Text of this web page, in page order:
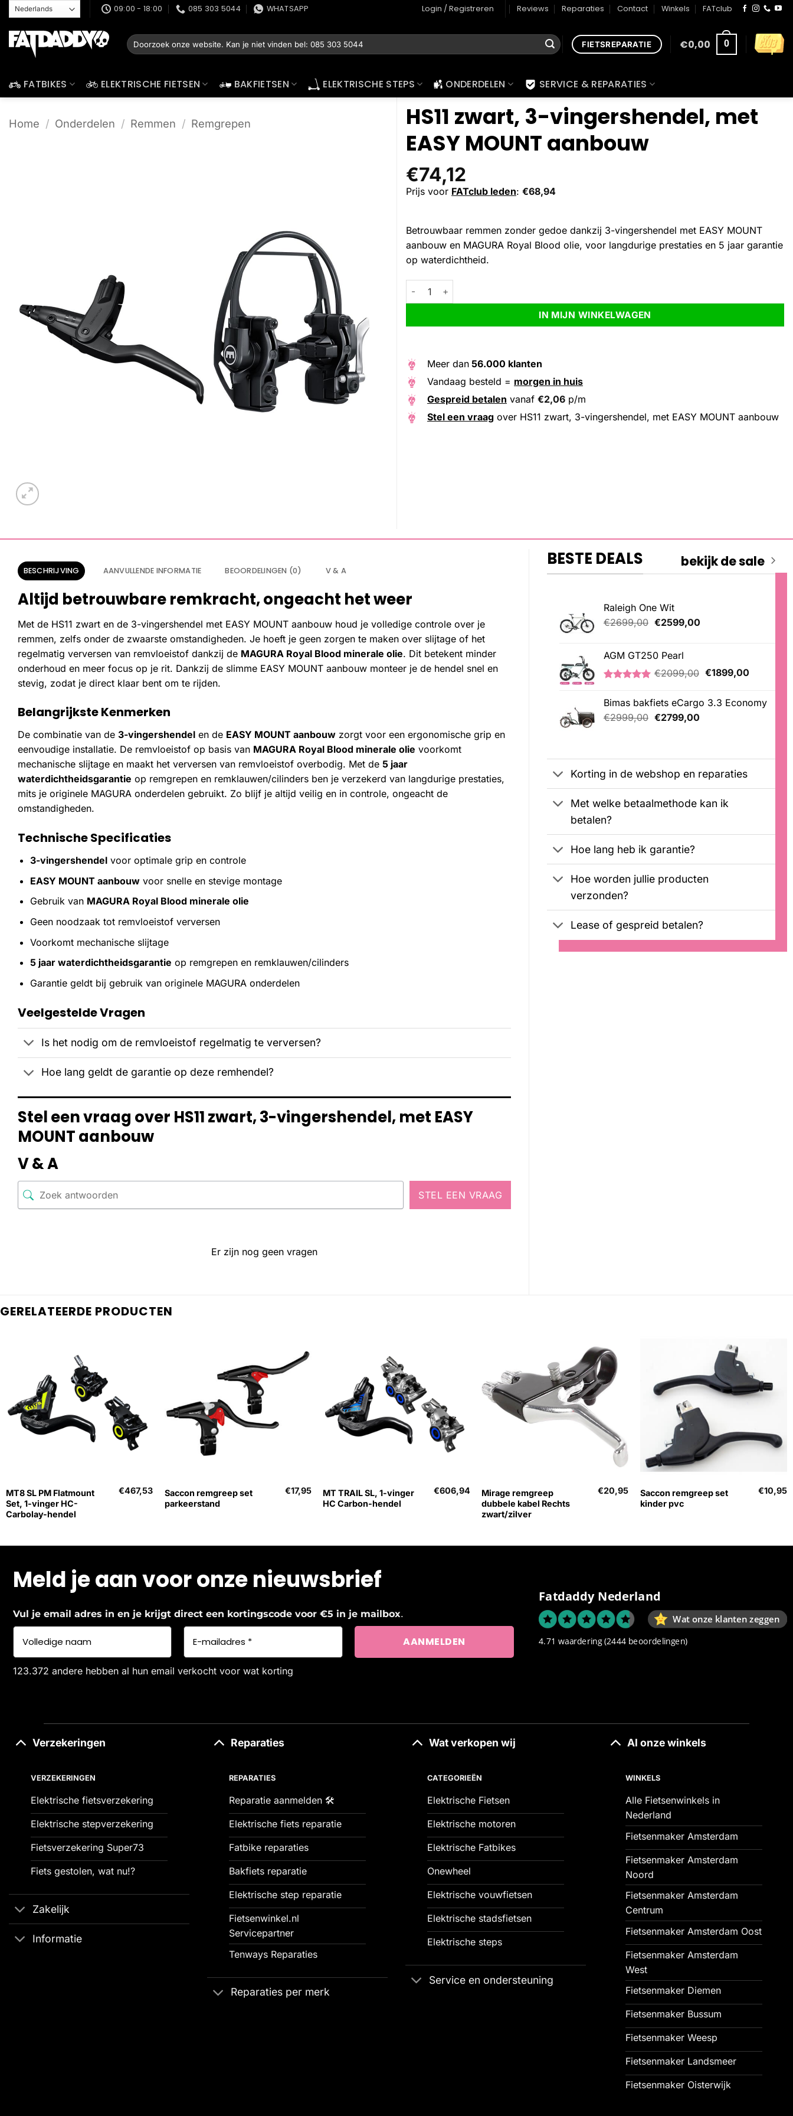
naar
inhoud
09:00 - 18:00 085 303 5044 WHATSAPP Login / Registreren Reviews Reparaties Contact Winkels FATclub
Zoeken
naar:
FIETSREPARATIE €0,00 0
FATBIKES ELEKTRISCHE FIETSEN BAKFIETSEN ELEKTRISCHE STEPS ONDERDELEN SERVICE & REPARATIES
Home / Onderdelen / Remmen / Remgrepen
HS11 zwart, 3-vingershendel, met
EASY MOUNT aanbouw
€74,12
Prijs voor FATclub leden: €68,94
Betrouwbaar remmen zonder gedoe dankzij 3-vingershendel met EASY MOUNT
aanbouw en MAGURA Royal Blood olie, voor langdurige prestaties en 5 jaar garantie
op waterdichtheid.
HS11 zwart, 3-vingershendel, met EASY MOUNT aanbouw aantal
IN MIJN WINKELWAGEN
Alternative:
Meer dan 56.000 klanten
Vandaag besteld = morgen in huis
Gespreid betalen vanaf €2,06 p/m
Stel een vraag over HS11 zwart, 3-vingershendel, met EASY MOUNT aanbouw
BESCHRIJVING AANVULLENDE INFORMATIE BEOORDELINGEN (0) V & A
Altijd betrouwbare remkracht, ongeacht het weer
Met de HS11 zwart en de 3-vingershendel met EASY MOUNT aanbouw houd je volledige controle over je
remmen, zelfs onder de zwaarste omstandigheden. Je hoeft je geen zorgen te maken over slijtage of het
regelmatig verversen van remvloeistof dankzij de MAGURA Royal Blood minerale olie. Dit betekent minder
onderhoud en meer focus op je rit. Dankzij de slimme EASY MOUNT aanbouw monteer je de hendel snel en
stevig, zodat je direct klaar bent om te rijden.
Belangrijkste Kenmerken
De combinatie van de 3-vingershendel en de EASY MOUNT aanbouw zorgt voor een ergonomische grip en
eenvoudige installatie. De remvloeistof op basis van MAGURA Royal Blood minerale olie voorkomt
mechanische slijtage en maakt het verversen van remvloeistof overbodig. Met de 5 jaar
waterdichtheidsgarantie op remgrepen en remklauwen/cilinders ben je verzekerd van langdurige prestaties,
mits je originele MAGURA onderdelen gebruikt. Zo blijf je altijd veilig en in controle, ongeacht de
omstandigheden.
Technische Specificaties
3-vingershendelvoor optimale grip en controle
EASY MOUNT aanbouwvoor snelle en stevige montage
Gebruik van MAGURA Royal Blood minerale olie
Geen noodzaak tot remvloeistof verversen
Voorkomt mechanische slijtage
5 jaar waterdichtheidsgarantie op remgrepen en remklauwen/cilinders
Garantie geldt bij gebruik van originele MAGURA onderdelen
Veelgestelde Vragen
Is het nodig om de remvloeistof regelmatig te verversen?
Hoe lang geldt de garantie op deze remhendel?
Stel een vraag over HS11 zwart, 3-vingershendel, met EASY
MOUNT aanbouw
V & A
STEL EEN VRAAG
Er zijn nog geen vragen
BESTE DEALS bekijk de sale
Raleigh One Wit
€2699,00 Oorspronkelijke
€2699,00.
€2599,00Huidige
AGM GT250 Pearl
5.00
op 5
gebaseerd
op
klantbeoordelingen
€2099,00 Oorspronkelijke
€2099,00.
€1899,00Huidige
Bimas bakfiets eCargo 3.3 Economy
€2999,00 Oorspronkelijke
€2799,00Huidige
Korting in de webshop en reparaties
Met welke betaalmethode kan ik
betalen?
Hoe lang heb ik garantie?
Hoe worden jullie producten
verzonden?
Lease of gespreid betalen?
GERELATEERDE PRODUCTEN
MT8 SL PM Flatmount
Set, 1-vinger HC-
Carbolay-hendel
€467,53
Saccon remgreep set
parkeerstand
€17,95
MT TRAIL SL, 1-vinger
HC Carbon-hendel
€606,94
Mirage remgreep
dubbele kabel Rechts
zwart/zilver
€20,95
Saccon remgreep set
kinder pvc
€10,95
Meld je aan voor onze nieuwsbrief
Vul je email adres in en je krijgt direct een kortingscode voor €5 in je mailbox.
123.372 andere hebben al hun email verkocht voor wat korting
Fatdaddy Nederland
Wat onze klanten zeggen
4.71 waardering (2444 beoordelingen)
Verzekeringen
VERZEKERINGEN
Elektrische fietsverzekering
Elektrische stepverzekering
Fietsverzekering Super73
Fiets gestolen, wat nu!?
Zakelijk
Informatie
Reparaties
REPARATIES
Reparatie aanmelden 🛠️
Elektrische fiets reparatie
Fatbike reparaties
Bakfiets reparatie
Elektrische step reparatie
Fietsenwinkel.nl
Servicepartner
Tenways Reparaties
Reparaties per merk
Wat verkopen wij
CATEGORIEËN
Elektrische Fietsen
Elektrische motoren
Elektrische Fatbikes
Onewheel
Elektrische vouwfietsen
Elektrische stadsfietsen
Elektrische steps
Service en ondersteuning
Al onze winkels
WINKELS
Alle Fietsenwinkels in
Nederland
Fietsenmaker Amsterdam
Fietsenmaker Amsterdam
Noord
Fietsenmaker Amsterdam
Centrum
Fietsenmaker Amsterdam Oost
Fietsenmaker Amsterdam
West
Fietsenmaker Diemen
Fietsenmaker Bussum
Fietsenmaker Weesp
Fietsenmaker Landsmeer
Fietsenmaker Oisterwijk